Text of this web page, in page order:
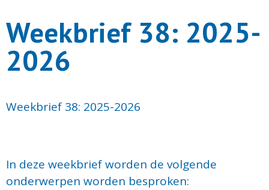
Weekbrief 38: 2025-
2026
Weekbrief 38: 2025-2026
In deze weekbrief worden de volgende
onderwerpen worden besproken: